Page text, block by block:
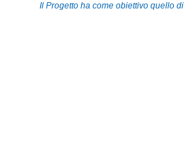
Il Progetto ha come obiettivo quello